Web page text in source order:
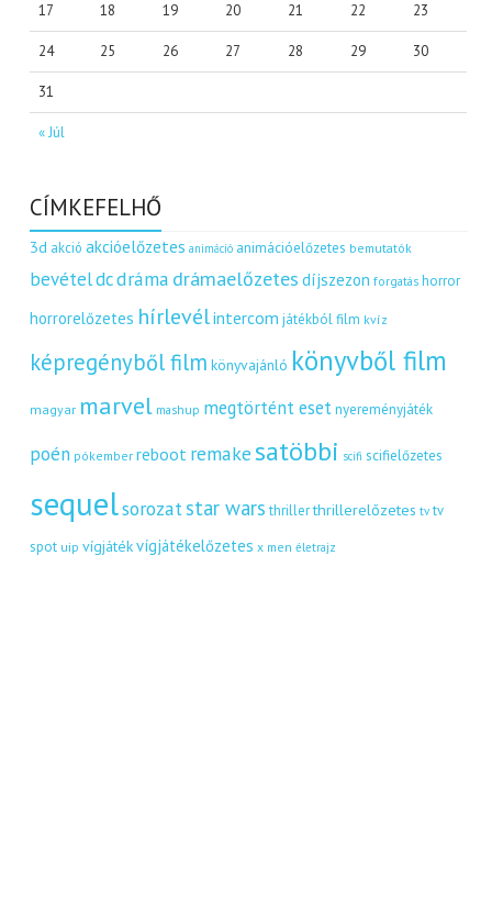
« Júl
17 18 19 20 21 22 23
24 25 26 27 28 29 30
31
CÍMKEFELHŐ
3d akció akcióelőzetes animáció animációelőzetes bemutatók
bevételdcdráma drámaelőzetes díjszezon forgatás horror
horrorelőzetes hírlevélintercom játékból film kvíz
képregényből film könyvajánló könyvből film
magyar marvel mashup megtörtént eset nyereményjáték
poén pókember reboot remakesatöbbi scifi scifielőzetes
sequelsorozatstar wars thriller thrillerelőzetes tv tv
spot uip vígjátékvígjátékelőzetes x men életrajz